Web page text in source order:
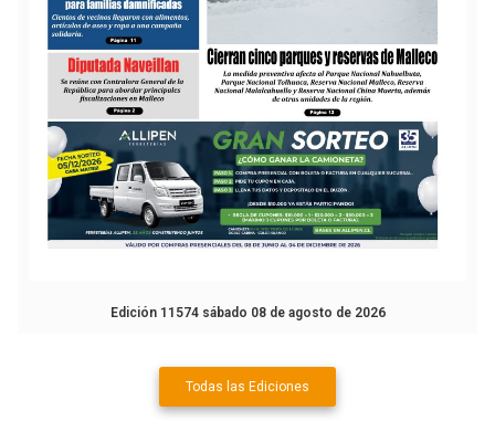
Edición 11574 sábado 08 de agosto de 2026
Todas las Ediciones